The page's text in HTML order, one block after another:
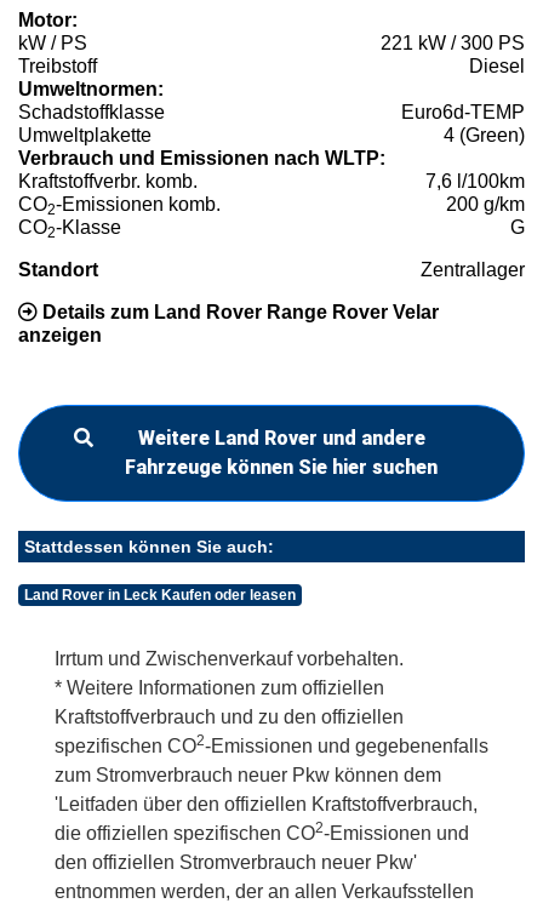
Motor:
kW / PS
221 kW / 300 PS
Treibstoff
Diesel
Umweltnormen:
Schadstoffklasse
Euro6d-TEMP
Umweltplakette
4 (Green)
Verbrauch und Emissionen nach WLTP:
Kraftstoffverbr. komb.
7,6 l/100km
CO2-Emissionen komb.
200 g/km
CO2-Klasse G
Standort Zentrallager
Details zum Land Rover Range Rover Velar
anzeigen
Weitere Land Rover und andere
Fahrzeuge können Sie hier suchen
Stattdessen können Sie auch:
Land Rover in Leck Kaufen oder leasen
Irrtum und Zwischenverkauf vorbehalten.
* Weitere Informationen zum offiziellen
Kraftstoffverbrauch und zu den offiziellen
spezifischen CO2-Emissionen und gegebenenfalls
zum Stromverbrauch neuer Pkw können dem
'Leitfaden über den offiziellen Kraftstoffverbrauch,
die offiziellen spezifischen CO2-Emissionen und
den offiziellen Stromverbrauch neuer Pkw'
entnommen werden, der an allen Verkaufsstellen